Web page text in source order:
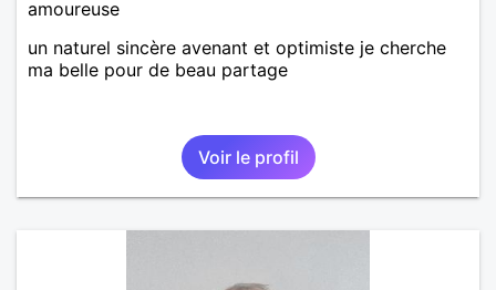
amoureuse
un naturel sincère avenant et optimiste je cherche
ma belle pour de beau partage
Voir le profil